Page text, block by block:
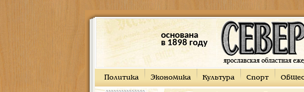
основана
в 1898 году
Политика Экономика Культура Спорт